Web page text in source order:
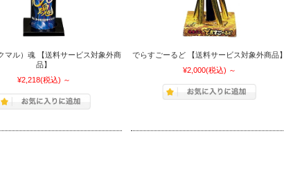
マル）魂 【送料サービス対象外商
品】
¥2,218(税込) ～
でらすごーるど 【送料サービス対象外商品】
¥2,000(税込) ～